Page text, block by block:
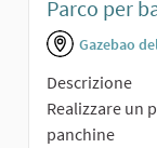
Parco per
Gazebao
Descrizione
Realizzare un
panchine